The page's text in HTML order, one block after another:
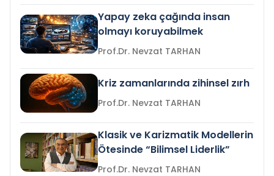
Yapay zeka çağında insan
olmayı koruyabilmek
Prof.Dr. Nevzat TARHAN
Kriz zamanlarında zihinsel zırh
Prof.Dr. Nevzat TARHAN
Klasik ve Karizmatik Modellerin
Ötesinde “Bilimsel Liderlik”
Prof.Dr. Nevzat TARHAN